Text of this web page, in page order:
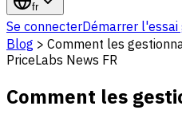
fr
Se connecterDémarrer l'essai
Blog > Comment les
PriceLabs News FR
Comment les